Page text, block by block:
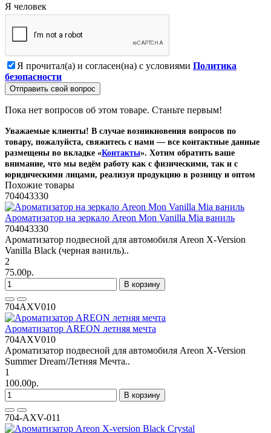
Я человек
Я прочитал(а) и согласен(на) с условиями Политика
безопасности
Отправить свой вопрос
Пока нет вопросов об этом товаре. Станьте первым!
Уважаемые клиенты! В случае возникновения вопросов по
товару, пожалуйста, свяжитесь с нами — все контактные данные
размещены во вкладке «Контакты». Хотим обратить ваше
внимание, что мы ведём работу как с физическими, так и с
юридическими лицами, реализуя продукцию в розницу и оптом
Похожие товары
704043330
Ароматизатор на зеркало Areon Mon Vanilla Mia ваниль
704043330
Ароматизатор подвесной для автомобиля Areon X-Version
Vanilla Black (черная ваниль)..
2
75.00р.
В корзину
704AXV010
Ароматизатор AREON летняя мечта
704AXV010
Ароматизатор подвесной для автомобиля Areon X-Version
Summer Dream/Летняя Мечта..
1
100.00р.
В корзину
704-AXV-011